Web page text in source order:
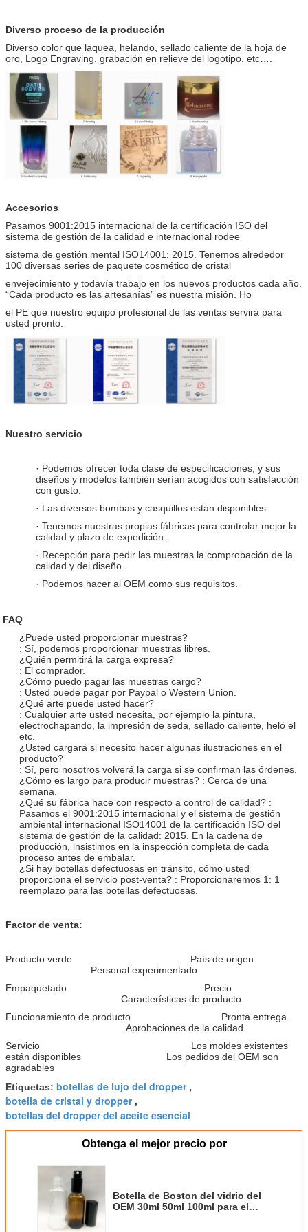
Diverso proceso de la producción
Diverso color que laquea, helando, sellado caliente de la hoja de
oro, Logo Engraving, grabación en relieve del logotipo. etc….
Accesorios
Pasamos 9001:2015 internacional de la certificación ISO del
sistema de gestión de la calidad e internacional rodee
sistema de gestión mental ISO14001: 2015. Tenemos alrededor
100 diversas series de paquete cosmético de cristal
envejecimiento y todavía trabajo en los nuevos productos cada año.
“Cada producto es las artesanías” es nuestra misión. Ho
el PE que nuestro equipo profesional de las ventas servirá para
usted pronto.
Nuestro servicio
· Podemos ofrecer toda clase de especificaciones, y sus
diseños y modelos también serían acogidos con satisfacción
con gusto.
· Las diversos bombas y casquillos están disponibles.
· Tenemos nuestras propias fábricas para controlar mejor la
calidad y plazo de expedición.
· Recepción para pedir las muestras la comprobación de la
calidad y del diseño.
· Podemos hacer al OEM como sus requisitos.
FAQ
¿Puede usted proporcionar muestras?
: Sí, podemos proporcionar muestras libres.
¿Quién permitirá la carga expresa?
: El comprador.
¿Cómo puedo pagar las muestras cargo?
: Usted puede pagar por Paypal o Western Union.
¿Qué arte puede usted hacer?
: Cualquier arte usted necesita, por ejemplo la pintura,
electrochapando, la impresión de seda, sellado caliente, heló el
etc.
¿Usted cargará si necesito hacer algunas ilustraciones en el
producto?
: Sí, pero nosotros volverá la carga si se confirman las órdenes.
¿Cómo es largo para producir muestras? : Cerca de una
semana.
¿Qué su fábrica hace con respecto a control de calidad? :
Pasamos el 9001:2015 internacional y el sistema de gestión
ambiental internacional ISO14001 de la certificación ISO del
sistema de gestión de la calidad: 2015. En la cadena de
producción, insistimos en la inspección completa de cada
proceso antes de embalar.
¿Si hay botellas defectuosas en tránsito, cómo usted
proporciona el servicio post-venta? : Proporcionaremos 1: 1
reemplazo para las botellas defectuosas.
Factor de venta:
Producto verde País de origen
Personal experimentado
Empaquetado Precio
Características de producto
Funcionamiento de producto Pronta entrega
Aprobaciones de la calidad
Servicio Los moldes existentes
están disponibles Los pedidos del OEM son
agradables
Etiquetas: botellas de lujo del dropper,
botella de cristal y dropper,
botellas del dropper del aceite esencial
Obtenga el mejor precio por
Botella de Boston del vidrio del
OEM 30ml 50ml 100ml para el